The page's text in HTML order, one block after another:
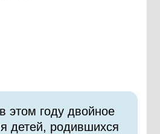
этом году двойное
детей, родившихся